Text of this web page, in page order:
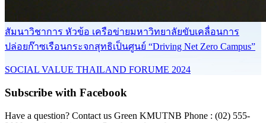
สัมนาวิชาการ หัวข้อ เครือข่ายมหาวิทยาลัยขับเคลื่อนการ
ปล่อยก๊าซเรือนกระจกสุทธิเป็นศูนย์ “Driving Net Zero Campus”
SOCIAL VALUE THAILAND FORUME 2024
Subscribe with Facebook
Have a question? Contact us Green KMUTNB Phone : (02) 555-